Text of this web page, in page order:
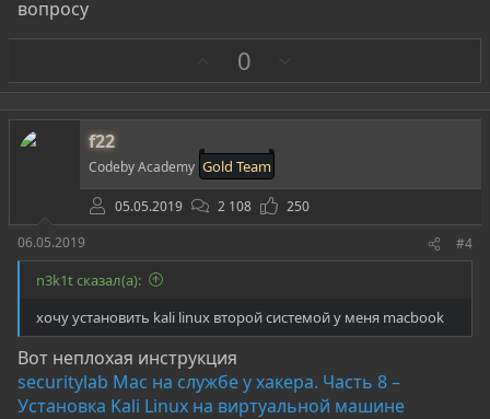
ничего не поменялось)
вопросу
а
0
р
о
f22
Codeby Academy Gold Team
05.05.2019 2 108
250
06.05.2019
#4
n3k1t сказал(а):
хочу установить kali linux второй системой у меня macbook
Вот неплохая инструкция
securitylab Mac на службе у хакера. Часть 8 –
Установка Kali Linux на виртуальной машине